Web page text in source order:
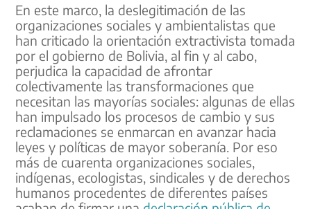
En este marco, la deslegitimación de las
organizaciones sociales y ambientalistas que
han criticado la orientación extractivista tomada
por el gobierno de Bolivia, al fin y al cabo,
perjudica la capacidad de afrontar
colectivamente las transformaciones que
necesitan las mayorías sociales: algunas de ellas
han impulsado los procesos de cambio y sus
reclamaciones se enmarcan en avanzar hacia
leyes y políticas de mayor soberanía. Por eso
más de cuarenta organizaciones sociales,
indígenas, ecologistas, sindicales y de derechos
humanos procedentes de diferentes países